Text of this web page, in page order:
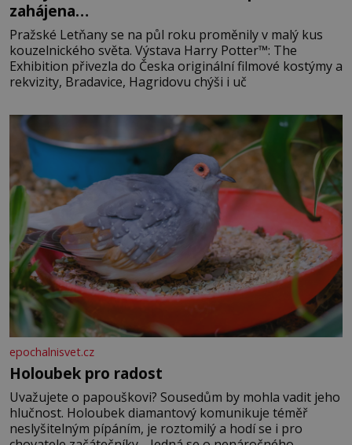
zahájena…
Pražské Letňany se na půl roku proměnily v malý kus
kouzelnického světa. Výstava Harry Potter™: The
Exhibition přivezla do Česka originální filmové kostýmy a
rekvizity, Bradavice, Hagridovu chýši i uč
epochalnisvet.cz
Holoubek pro radost
Uvažujete o papouškovi? Sousedům by mohla vadit jeho
hlučnost. Holoubek diamantový komunikuje téměř
neslyšitelným pípáním, je roztomilý a hodí se i pro